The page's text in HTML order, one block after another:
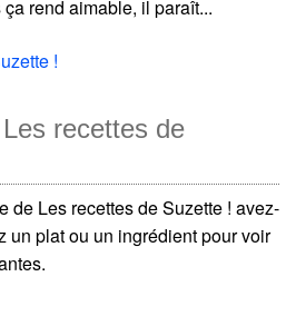
rend aimable, il paraît...
!
recettes de
de Les recettes de Suzette ! avez-
un plat ou un ingrédient pour voir